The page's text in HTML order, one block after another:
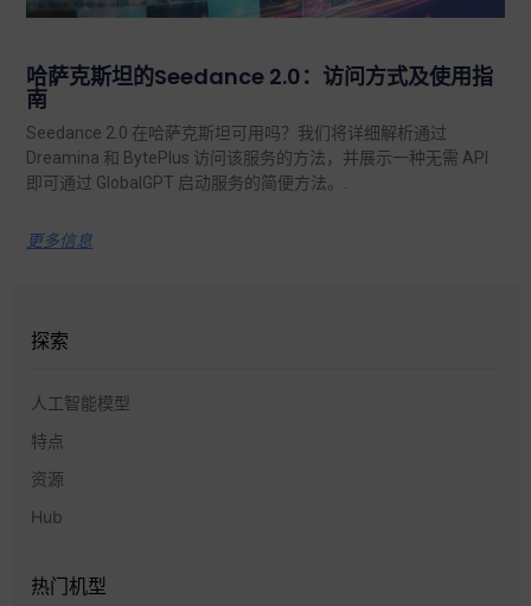
哈萨克斯坦的Seedance 2.0：访问方式及使用指
南
Seedance 2.0 在哈萨克斯坦可用吗？我们将详细解析通过
Dreamina 和 BytePlus 访问该服务的方法，并展示一种无需 API
即可通过 GlobalGPT 启动服务的简便方法。.
更多信息
探索
人工智能模型
特点
资源
Hub
热门机型